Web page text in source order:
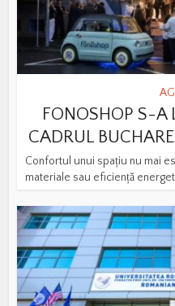
FONOSHOP S-A
CADRUL
Confortul unui spațiu nu mai
materiale sau eficiență